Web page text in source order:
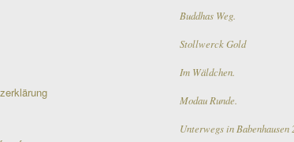
Buddhas Weg.
Stollwerck Gold
Im Wäldchen.
Modau Runde.
Unterwegs in Babenhausen